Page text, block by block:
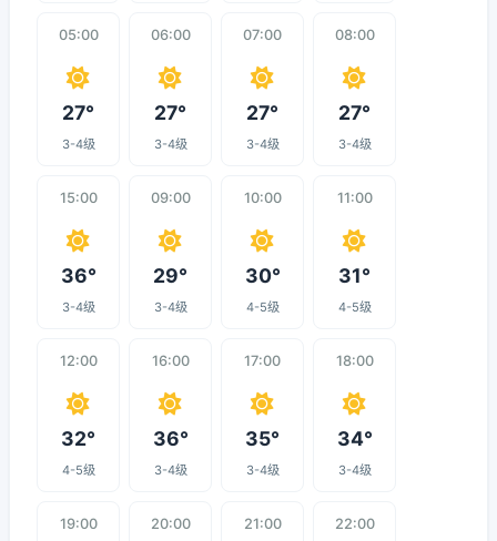
05:00
27°
3-4级
06:00
27°
3-4级
07:00
27°
3-4级
08:00
27°
3-4级
15:00
36°
3-4级
09:00
29°
3-4级
10:00
30°
4-5级
11:00
31°
4-5级
12:00
32°
4-5级
16:00
36°
3-4级
17:00
35°
3-4级
18:00
34°
3-4级
19:00 20:00 21:00 22:00